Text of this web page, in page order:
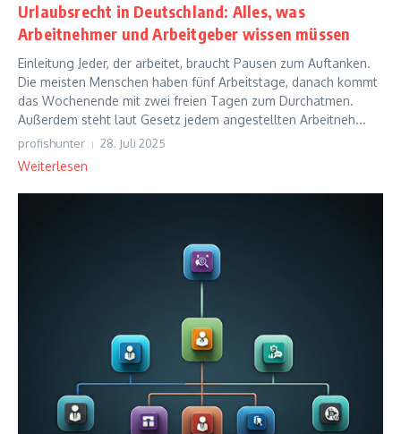
Urlaubsrecht in Deutschland: Alles, was
Arbeitnehmer und Arbeitgeber wissen müssen
Einleitung Jeder, der arbeitet, braucht Pausen zum Auftanken.
Die meisten Menschen haben fünf Arbeitstage, danach kommt
das Wochenende mit zwei freien Tagen zum Durchatmen.
Außerdem steht laut Gesetz jedem angestellten Arbeitneh...
profishunter 28. Juli 2025
Weiterlesen